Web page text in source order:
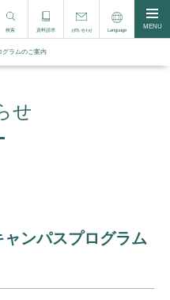
検索 資料請求 お問い合わせ Language MENU
グラムのご案内
せ
ンパスプログラム